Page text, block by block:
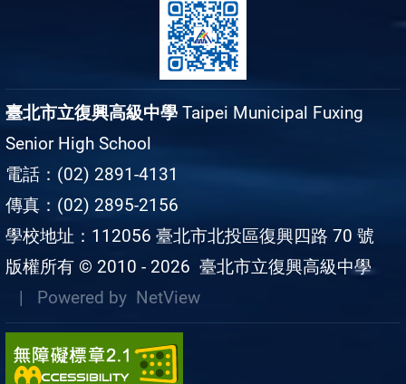
臺北市立復興高級中學 Taipei Municipal Fuxing
Senior High School
電話：(02) 2891-4131
傳真：(02) 2895-2156
學校地址：112056 臺北市北投區復興四路 70 號
版權所有 © 2010 - 2026 臺北市立復興高級中學
| Powered by NetView